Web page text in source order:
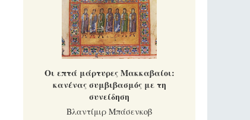
Οι επτά μάρτυρες Μακκαβαίοι:
κανένας συμβιβασμός με τη
συνείδηση
Βλαντίμιρ Μπάσενκοβ